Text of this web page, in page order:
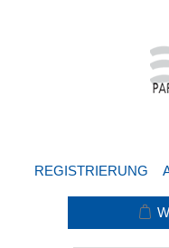
REGISTRIERUNG